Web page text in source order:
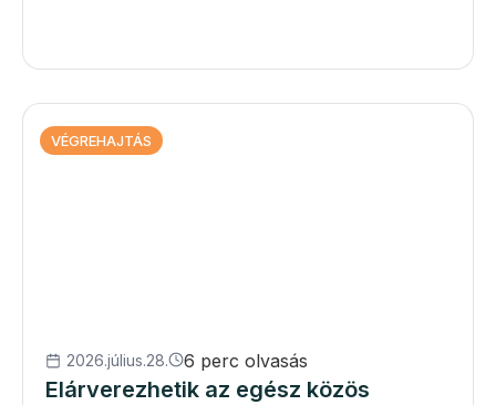
VÉGREHAJTÁS
2026.július.28. 6 perc olvasás
Elárverezhetik az egész közös